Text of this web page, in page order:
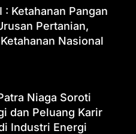
: Ketahanan Pangan
Pertanian,
Nasional
Niaga Soroti
dan Peluang Karir
Industri Energi